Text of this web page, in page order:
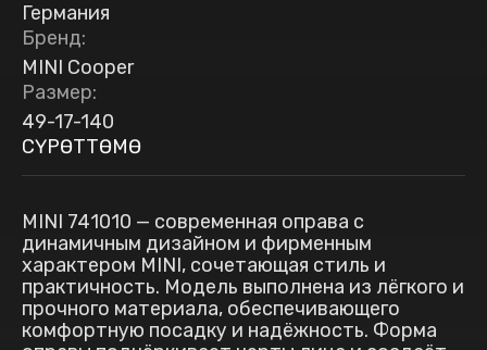
Германия
Бренд:
MINI Cooper
Размер:
49-17-140
СҮРӨТТӨМӨ
MINI 741010 — современная оправа с
динамичным дизайном и фирменным
характером MINI, сочетающая стиль и
практичность. Модель выполнена из лёгкого и
прочного материала, обеспечивающего
комфортную посадку и надёжность. Форма